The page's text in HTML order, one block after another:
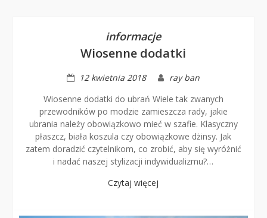
informacje
Wiosenne dodatki
12 kwietnia 2018
ray ban
Wiosenne dodatki do ubrań Wiele tak zwanych
przewodników po modzie zamieszcza rady, jakie
ubrania należy obowiązkowo mieć w szafie. Klasyczny
płaszcz, biała koszula czy obowiązkowe dżinsy. Jak
zatem doradzić czytelnikom, co zrobić, aby się wyróżnić
i nadać naszej stylizacji indywidualizmu?…
Czytaj więcej